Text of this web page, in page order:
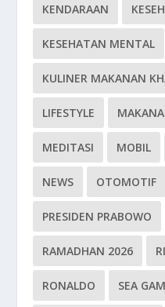
KENDARAAN
KESEHATAN MENTAL
KULINER MAKANAN
LIFESTYLE
MEDITASI MOBIL
NEWS OTOMOTIF
PRESIDEN PRABOWO
RAMADHAN 2026
RONALDO SEA